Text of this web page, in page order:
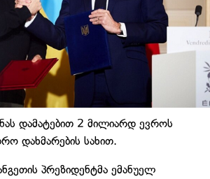
დამატებით 2 მილიარდ ევროს
დახმარების სახით.
პრეზიდენტმა ემანუელ